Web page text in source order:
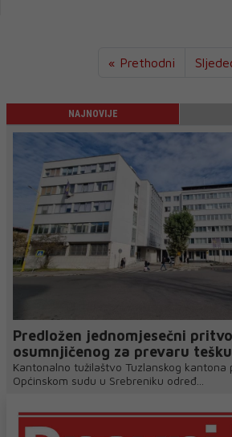
« Prethodni
NAJNOVIJE
Predložen jednomjesečni
osumnjičenog za prevaru
Kantonalno tužilaštvo Tuzlanskog kantona
Općinskom sudu u Srebreniku određ...